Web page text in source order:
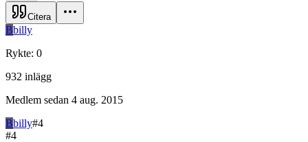
Citera
Bbilly
Rykte: 0
932 inlägg
Medlem sedan 4 aug. 2015
Bbilly#4
#4